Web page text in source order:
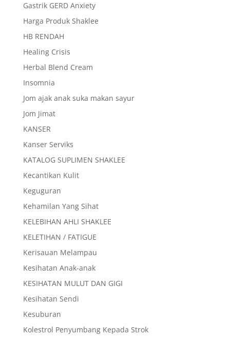
Gastrik GERD Anxiety
Harga Produk Shaklee
HB RENDAH
Healing Crisis
Herbal Blend Cream
Insomnia
Jom ajak anak suka makan sayur
Jom Jimat
KANSER
Kanser Serviks
KATALOG SUPLIMEN SHAKLEE
Kecantikan Kulit
Keguguran
Kehamilan Yang Sihat
KELEBIHAN AHLI SHAKLEE
KELETIHAN / FATIGUE
Kerisauan Melampau
Kesihatan Anak-anak
KESIHATAN MULUT DAN GIGI
Kesihatan Sendi
Kesuburan
Kolestrol Penyumbang Kepada Strok